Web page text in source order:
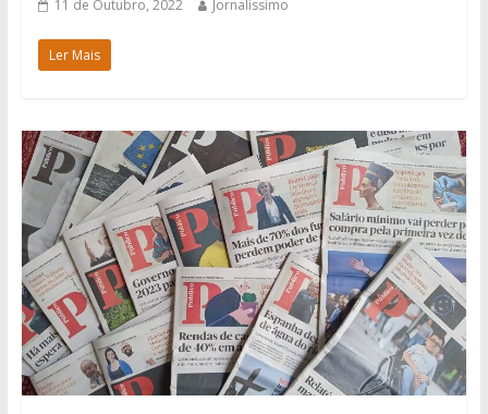
11 de Outubro, 2022 Jornalissimo
Ler Mais